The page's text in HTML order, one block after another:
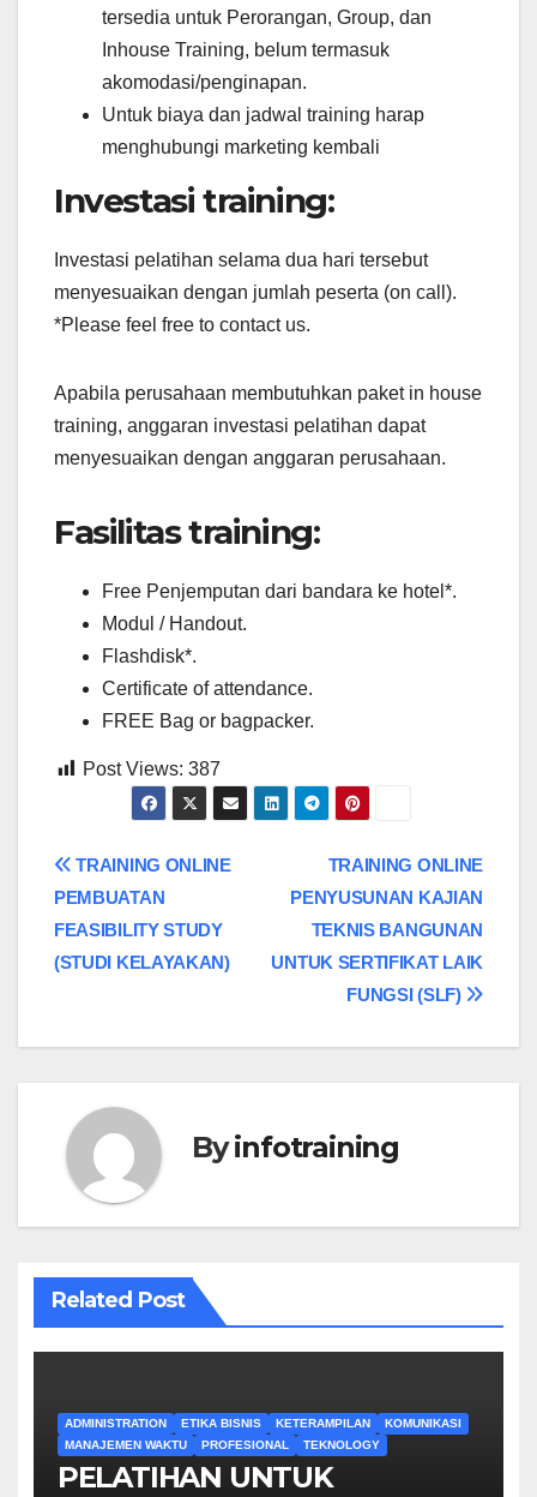
tersedia untuk Perorangan, Group, dan
Inhouse Training, belum termasuk
akomodasi/penginapan.
Untuk biaya dan jadwal training harap
menghubungi marketing kembali
Investasi training:
Investasi pelatihan selama dua hari tersebut
menyesuaikan dengan jumlah peserta (on call).
*Please feel free to contact us.
Apabila perusahaan membutuhkan paket in house
training, anggaran investasi pelatihan dapat
menyesuaikan dengan anggaran perusahaan.
Fasilitas training:
Free Penjemputan dari bandara ke hotel*.
Modul / Handout.
Flashdisk*.
Certificate of attendance.
FREE Bag or bagpacker.
Post Views: 387
Post
navigation
TRAINING ONLINE
PENYUSUNAN KAJIAN
TEKNIS BANGUNAN
UNTUK SERTIFIKAT LAIK
FUNGSI (SLF)
TRAINING ONLINE
PEMBUATAN
FEASIBILITY STUDY
(STUDI KELAYAKAN)
Byinfotraining
Related Post
ADMINISTRATION ETIKA BISNIS KETERAMPILAN
KOMUNIKASI
MANAJEMEN WAKTU
PROFESIONAL TEKNOLOGY
PELATIHAN UNTUK